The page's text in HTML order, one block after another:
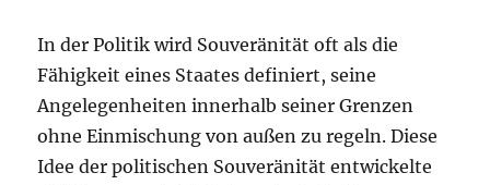
In der Politik wird Souveränität oft als die
Fähigkeit eines Staates definiert, seine
Angelegenheiten innerhalb seiner Grenzen
ohne Einmischung von außen zu regeln. Diese
Idee der politischen Souveränität entwickelte